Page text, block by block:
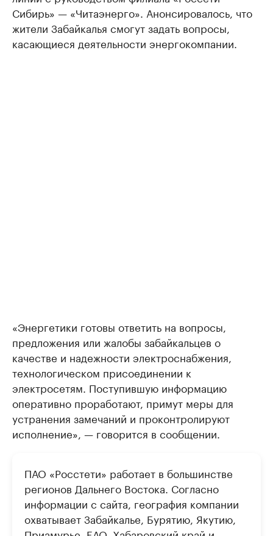
Сибирь» — «Читаэнерго». Анонсировалось, что
жители Забайкалья смогут задать вопросы,
касающиеся деятельности энергокомпании.
«Энергетики готовы ответить на вопросы,
предложения или жалобы забайкальцев о
качестве и надежности электроснабжения,
технологическом присоединении к
электросетям. Поступившую информацию
оперативно проработают, примут меры для
устранения замечаний и проконтролируют
исполнение», — говорится в сообщении.
ПАО «Росстети» работает в большинстве
регионов Дальнего Востока. Согласно
информации с сайта, география компании
охватывает Забайкалье, Бурятию, Якутию,